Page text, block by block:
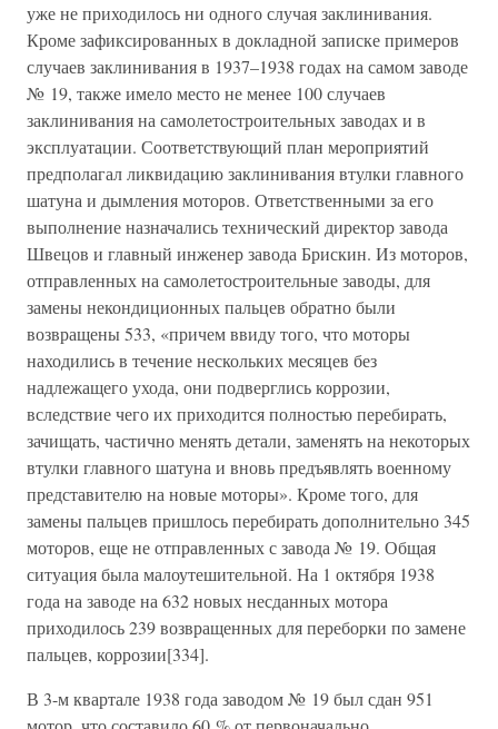
уже не приходилось ни одного случая заклинивания.
Кроме зафиксированных в докладной записке примеров
случаев заклинивания в 1937–1938 годах на самом заводе
№ 19, также имело место не менее 100 случаев
заклинивания на самолетостроительных заводах и в
эксплуатации. Соответствующий план мероприятий
предполагал ликвидацию заклинивания втулки главного
шатуна и дымления моторов. Ответственными за его
выполнение назначались технический директор завода
Швецов и главный инженер завода Брискин. Из моторов,
отправленных на самолетостроительные заводы, для
замены некондиционных пальцев обратно были
возвращены 533, «причем ввиду того, что моторы
находились в течение нескольких месяцев без
надлежащего ухода, они подверглись коррозии,
вследствие чего их приходится полностью перебирать,
зачищать, частично менять детали, заменять на некоторых
втулки главного шатуна и вновь предъявлять военному
представителю на новые моторы». Кроме того, для
замены пальцев пришлось перебирать дополнительно 345
моторов, еще не отправленных с завода № 19. Общая
ситуация была малоутешительной. На 1 октября 1938
года на заводе на 632 новых несданных мотора
приходилось 239 возвращенных для переборки по замене
пальцев, коррозии[334].
В 3-м квартале 1938 года заводом № 19 был сдан 951